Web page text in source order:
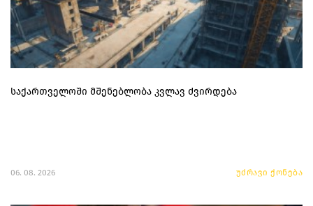
საქართველოში მშენებლობა კვლავ ძვირდება
06. 08. 2026 უძრავი ქონება